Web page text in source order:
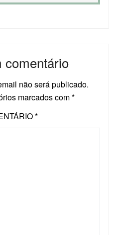
comentário
não será publicado.
marcados com*
*